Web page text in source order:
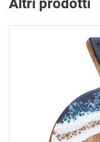
Altri prodotti